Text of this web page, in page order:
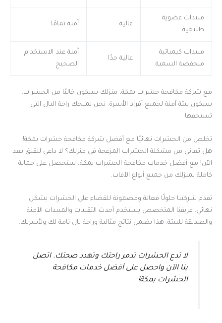
مبيدات عضوية
طبيعية
عالية آمنة تمامًا
مبيدات كيميائية
منخفضة السمية
عالية جدًا
آمنة عند الاستخدام
الصحيح
مع شركة مكافحة حشرات بمكة، منزلك سيكون خاليًا من الحشرات.
سيكون بيئة آمنة لجميع أفراد الأسرة. نحن نمنحك راحة البال التي
تستحقها.
تخلص من الحشرات نهائيًا مع أفضل شركة مكافحة حشرات بمكة!
هل تعاني من مشكلة الحشرات المزعجة في منزلك؟ لا داعي للقلق بعد
الآن! مع أفضل خدمات مكافحة الحشرات بمكة، ستحصل على حماية
كاملة لمنزلك من جميع أنواع الآفات.
تقدم شركتنا حلولًا فعالة ومضمونة للقضاء على الحشرات بشكل
نهائي. فريقنا المتخصص يستخدم أحدث التقنيات والمبيدات الآمنة
والصديقة للبيئة. هذا يضمن نتائج مثالية وراحة بال تامة لك ولأسرتك.
لا تدع الحشرات تدمر راحتك وتهدد صحتك. اتصل
بنا الآن واحصل على أفضل خدمات مكافحة
الحشرات بمكة!